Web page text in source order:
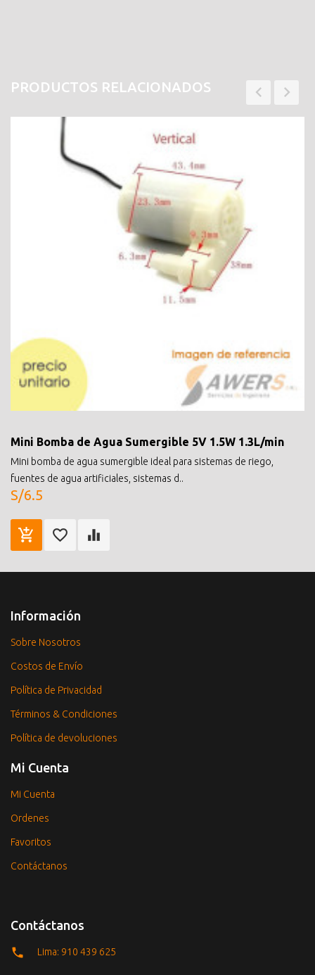
PRODUCTOS RELACIONADOS
Mini Bomba de Agua Sumergible 5V 1.5W 1.3L/min
Mini bomba de agua sumergible ideal para sistemas de riego,
fuentes de agua artificiales, sistemas d..
S/6.5
Información
Sobre Nosotros
Costos de Envío
Política de Privacidad
Términos & Condiciones
Política de devoluciones
Mi Cuenta
Mi Cuenta
Ordenes
Favoritos
Contáctanos
Contáctanos
Lima: 910 439 625